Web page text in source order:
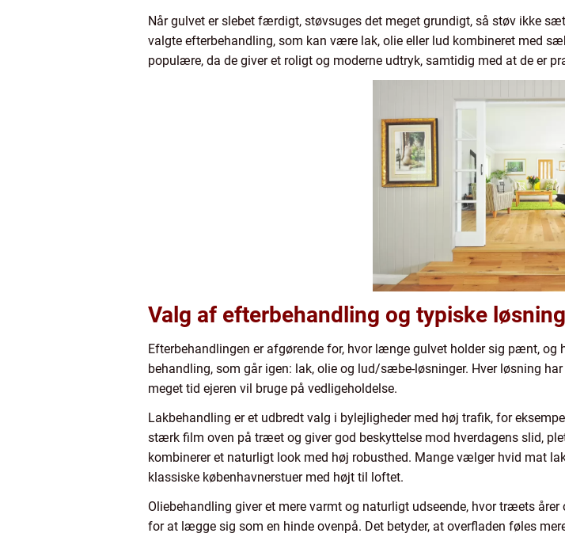
Når gulvet er slebet færdigt, støvsuges det meget grundigt, så støv ikke
valgte efterbehandling, som kan være lak, olie eller lud kombineret med
populære, da de giver et roligt og moderne udtryk, samtidig med at de er
Valg af efterbehandling og typiske
Efterbehandlingen er afgørende for, hvor længe gulvet holder sig pænt, og
behandling, som går igen: lak, olie og lud/sæbe-løsninger. Hver løsning
meget tid ejeren vil bruge på vedligeholdelse.
Lakbehandling er et udbredt valg i bylejligheder med høj trafik, for
stærk film oven på træet og giver god beskyttelse mod hverdagens slid,
kombinerer et naturligt look med høj robusthed. Mange vælger hvid mat
klassiske københavnerstuer med højt til loftet.
Oliebehandling giver et mere varmt og naturligt udseende, hvor træets
for at lægge sig som en hinde ovenpå. Det betyder, at overfladen føles